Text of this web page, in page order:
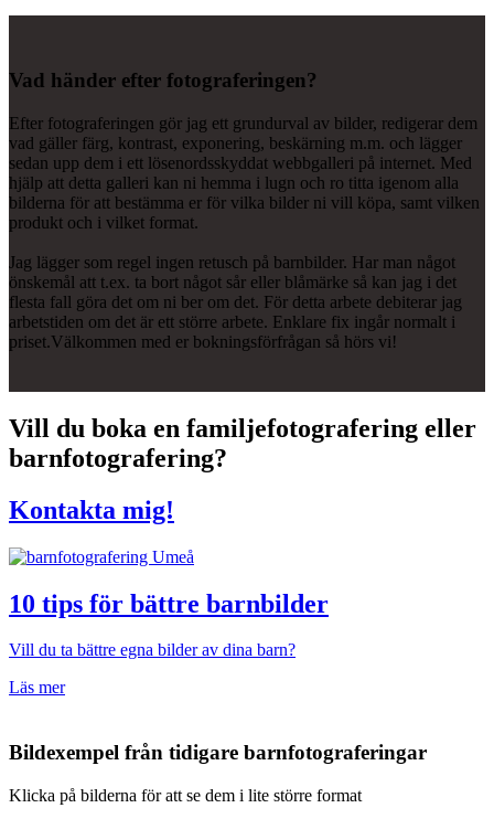
Vad händer efter fotograferingen?
Efter fotograferingen gör jag ett grundurval av bilder, redigerar dem
vad gäller färg, kontrast, exponering, beskärning m.m. och lägger
sedan upp dem i ett lösenordsskyddat webbgalleri på internet. Med
hjälp att detta galleri kan ni hemma i lugn och ro titta igenom alla
bilderna för att bestämma er för vilka bilder ni vill köpa, samt vilken
produkt och i vilket format.
Jag lägger som regel ingen retusch på barnbilder. Har man något
önskemål att t.ex. ta bort något sår eller blåmärke så kan jag i det
flesta fall göra det om ni ber om det. För detta arbete debiterar jag
arbetstiden om det är ett större arbete. Enklare fix ingår normalt i
priset.Välkommen med er bokningsförfrågan så hörs vi!
Vill du boka en familjefotografering eller
barnfotografering?
Kontakta mig!
10 tips för bättre barnbilder
Vill du ta bättre egna bilder av dina barn?
Läs mer
Bildexempel från tidigare barnfotograferingar
Klicka på bilderna för att se dem i lite större format